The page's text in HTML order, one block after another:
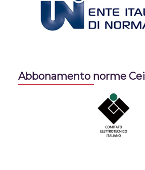
Abbonamento norme Cei